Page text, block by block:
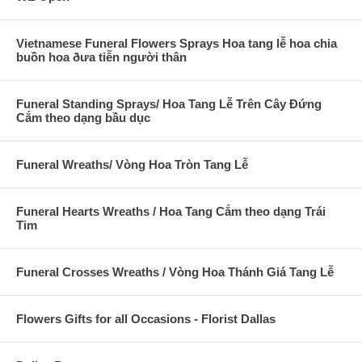
Vietnamese Funeral Flowers Sprays Hoa tang lễ hoa chia
buồn hoa ðưa tiễn người thân
Funeral Standing Sprays/ Hoa Tang Lễ Trên Cây Đứng
Cắm theo dạng bầu dục
Funeral Wreaths/ Vòng Hoa Tròn Tang Lễ
Funeral Hearts Wreaths / Hoa Tang Cắm theo dạng Trái
Tim
Funeral Crosses Wreaths / Vòng Hoa Thánh Giá Tang Lễ
Flowers Gifts for all Occasions - Florist Dallas